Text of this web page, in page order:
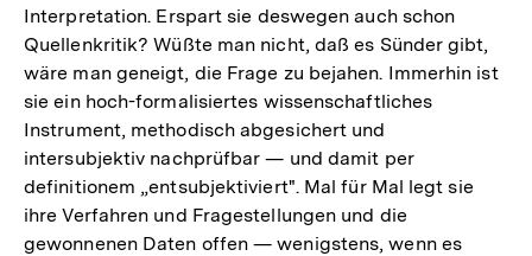
Interpretation. Erspart sie deswegen auch schon
Quellenkritik? Wüßte man nicht, daß es Sünder gibt,
wäre man geneigt, die Frage zu bejahen. Immerhin ist
sie ein hoch-formalisiertes wissenschaftliches
Instrument, methodisch abgesichert und
intersubjektiv nachprüfbar — und damit per
definitionem „entsubjektiviert". Mal für Mal legt sie
ihre Verfahren und Fragestellungen und die
gewonnenen Daten offen — wenigstens, wenn es